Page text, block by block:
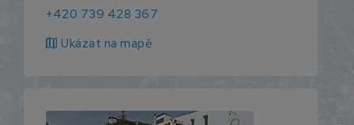
+420 739 428 367
map Ukázat na mapě